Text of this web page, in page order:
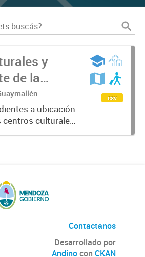
y
de la
de
a ubicación
culturales
del
csv
Contactanos
Desarrollado por
Andinocon CKAN